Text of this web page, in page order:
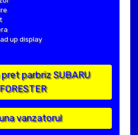
up display
parbriz SUBARU
FORESTER
vanzatorul